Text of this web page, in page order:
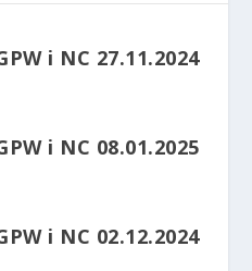
i NC 27.11.2024
i NC 08.01.2025
i NC 02.12.2024